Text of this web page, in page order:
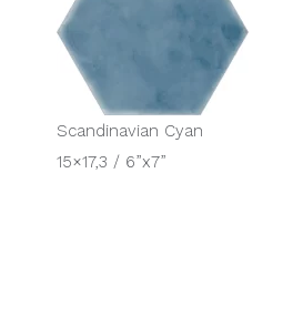
Scandinavian Cyan
15×17,3 / 6”x7”